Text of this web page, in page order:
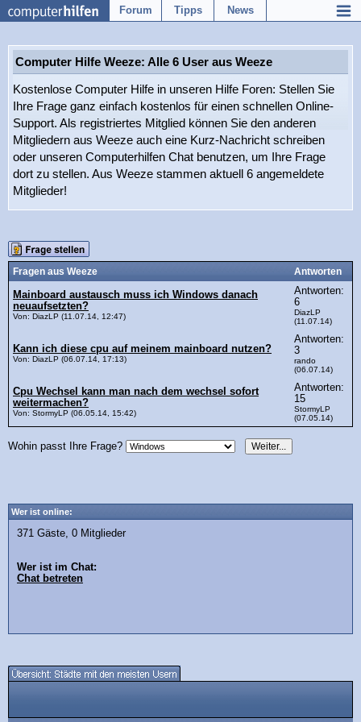
Forum Tipps News
Computer Hilfe Weeze: Alle 6 User aus Weeze
Kostenlose Computer Hilfe in unseren Hilfe Foren: Stellen Sie
Ihre Frage ganz einfach kostenlos für einen schnellen Online-
Support. Als registriertes Mitglied können Sie den anderen
Mitgliedern aus Weeze auch eine Kurz-Nachricht schreiben
oder unseren Computerhilfen Chat benutzen, um Ihre Frage
dort zu stellen. Aus Weeze stammen aktuell 6 angemeldete
Mitglieder!
Fragen aus Weeze Antworten
Mainboard austausch muss ich Windows danach
neuaufsetzten?
Von: DiazLP (11.07.14, 12:47)
Antworten:
6
DiazLP
(11.07.14)
Kann ich diese cpu auf meinem mainboard nutzen?
Von: DiazLP (06.07.14, 17:13)
Antworten:
3
rando
(06.07.14)
Cpu Wechsel kann man nach dem wechsel sofort
weitermachen?
Von: StormyLP (06.05.14, 15:42)
Antworten:
15
StormyLP
(07.05.14)
Wohin passt Ihre Frage?
Wer ist online:
371 Gäste, 0 Mitglieder
Wer ist im Chat:
Chat betreten